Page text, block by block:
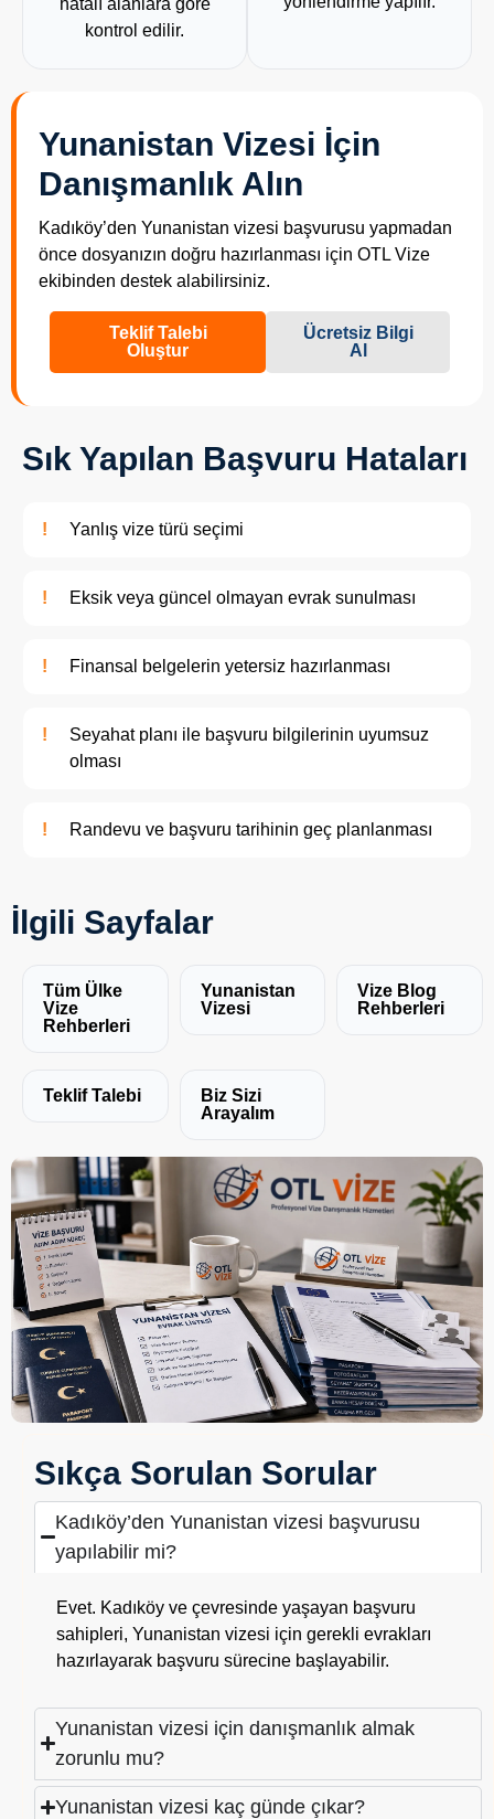
kontrol edilir.
Yunanistan Vizesi İçin
Danışmanlık Alın
Kadıköy’den Yunanistan vizesi başvurusu yapmadan
önce dosyanızın doğru hazırlanması için OTL Vize
ekibinden destek alabilirsiniz.
Teklif Talebi
Oluştur
Ücretsiz Bilgi
Al
Sık Yapılan Başvuru Hataları
Yanlış vize türü seçimi
Eksik veya güncel olmayan evrak sunulması
Finansal belgelerin yetersiz hazırlanması
Seyahat planı ile başvuru bilgilerinin uyumsuz
olması
Randevu ve başvuru tarihinin geç planlanması
İlgili Sayfalar
Tüm Ülke
Vize
Rehberleri
Yunanistan
Vizesi
Vize Blog
Rehberleri
Teklif Talebi
Biz Sizi
Arayalım
Sıkça Sorulan Sorular
Kadıköy’den Yunanistan vizesi başvurusu
yapılabilir mi?
Evet. Kadıköy ve çevresinde yaşayan başvuru
sahipleri, Yunanistan vizesi için gerekli evrakları
hazırlayarak başvuru sürecine başlayabilir.
Yunanistan vizesi için danışmanlık almak
zorunlu mu?
Yunanistan vizesi kaç günde çıkar?